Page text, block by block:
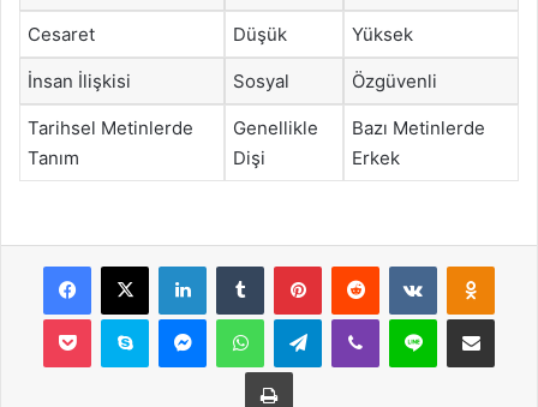
Cesaret Düşük Yüksek
İnsan İlişkisi Sosyal Özgüvenli
Tarihsel Metinlerde
Tanım
Genellikle
Dişi
Bazı Metinlerde
Erkek
Facebook
X LinkedInTumblr PinterestReddit VKontakte
Pocket Skype MessengerWhatsAppTelegramViber Line E-Posta ile
Yazdır